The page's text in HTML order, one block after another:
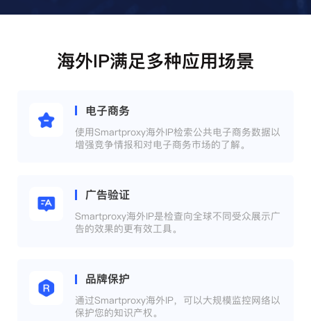
海外IP满足多种应用场景
电子商务
使用Smartproxy海外IP检索公共电子商务数据以
增强竞争情报和对电子商务市场的了解。
广告验证
Smartproxy海外IP是检查向全球不同受众展示广
告的效果的更有效工具。
品牌保护
通过Smartproxy海外IP，可以大规模监控网络以
保护您的知识产权。